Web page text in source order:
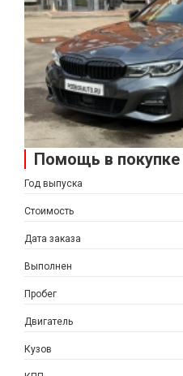
Помощь в покупке
Год выпуска
Стоимость
Дата заказа
Выполнен
Пробег
Двигатель
Кузов